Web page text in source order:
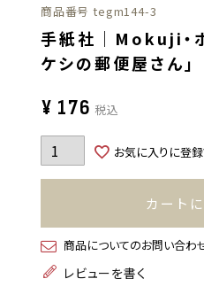
商品番号 tegm144-3
手紙社｜Mokuji・
ケシの郵便屋さん」
¥ 176 税込
お気に入りに登
カート
商品についてのお問い合わ
レビューを書く